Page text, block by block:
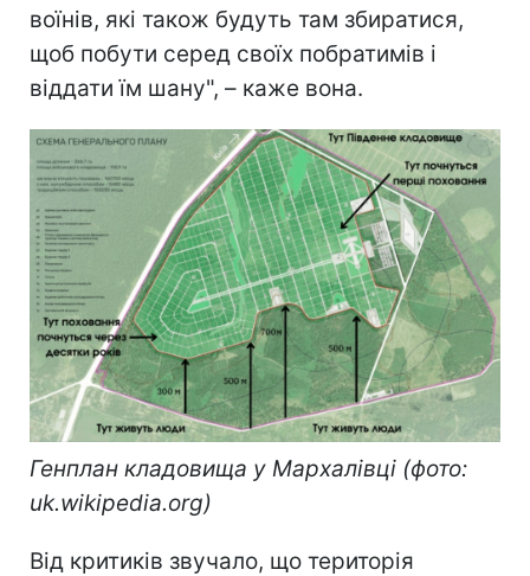
воїнів, які також будуть там збиратися,
щоб побути серед своїх побратимів і
віддати їм шану", – каже вона.
Генплан кладовища у Мархалівці (фото:
uk.wikipedia.org)
Від критиків звучало, що територія